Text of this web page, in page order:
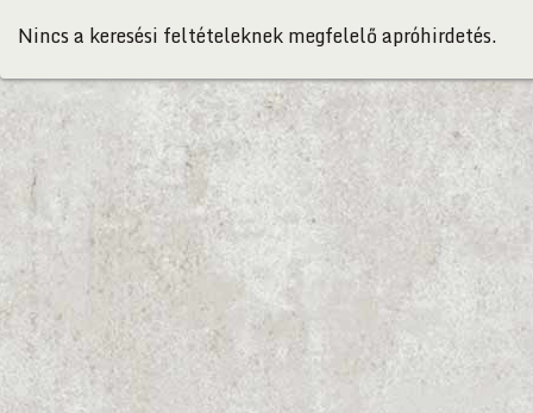
Nincs a keresési feltételeknek megfelelő apróhirdetés.